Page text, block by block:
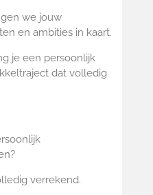
we jouw
en ambities in kaart.
je een persoonlijk
dat volledig
verrekend.